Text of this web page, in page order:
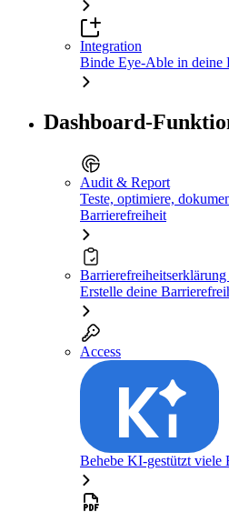
Integration
Binde Eye-Able in deine
Dashboard-
Audit & Report
Teste, optimiere,
Barrierefreiheit
Erstelle deine
Access
Behebe KI-gestützt viele